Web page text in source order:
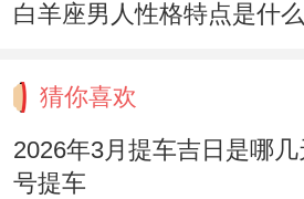
九月洱海边的民宿合星空
热恋期！
记住爱情就像射手最爱的
猜你喜欢
2026年3月提车吉日是哪
号提车